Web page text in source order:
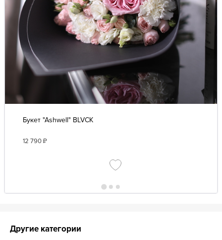
Букет "Ashwell" BLVCK
12 790₽
Другие категории